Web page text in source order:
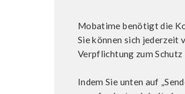
Mobatime benötigt die
Sie können sich jederzeit
Verpflichtung zum
Indem Sie unten auf